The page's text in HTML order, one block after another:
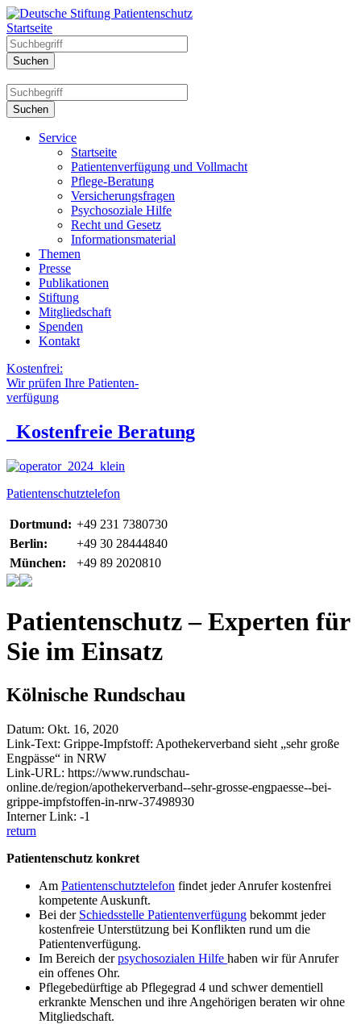
Startseite
Service
Startseite
Patientenverfügung und Vollmacht
Pflege-Beratung
Versicherungsfragen
Psychosoziale Hilfe
Recht und Gesetz
Informationsmaterial
Themen
Presse
Publikationen
Stiftung
Mitgliedschaft
Spenden
Kontakt
Kostenfrei:
Wir prüfen Ihre Patienten-
verfügung
Kostenfreie Beratung
Patientenschutztelefon
Dortmund: +49 231 7380730
Berlin:
+49 30 28444840
München:
+49 89 2020810
Patientenschutz – Experten für
Sie im Einsatz
Kölnische Rundschau
Datum: Okt. 16, 2020
Link-Text: Grippe-Impfstoff: Apothekerverband sieht „sehr große
Engpässe“ in NRW
Link-URL: https://www.rundschau-
online.de/region/apothekerverband--sehr-grosse-engpaesse--bei-
grippe-impfstoffen-in-nrw-37498930
Interner Link: -1
return
Patientenschutz konkret
Am Patientenschutztelefon findet jeder Anrufer kostenfrei
kompetente Auskunft.
Bei der Schiedsstelle Patientenverfügung bekommt jeder
kostenfreie Unterstützung bei Konflikten rund um die
Patientenverfügung.
Im Bereich derpsychosozialen Hilfe haben wir für Anrufer
ein offenes Ohr.
Pflegebedürftige ab Pflegegrad 4 und schwer dementiell
erkrankte Menschen und ihre Angehörigen beraten wir ohne
Mitgliedschaft.